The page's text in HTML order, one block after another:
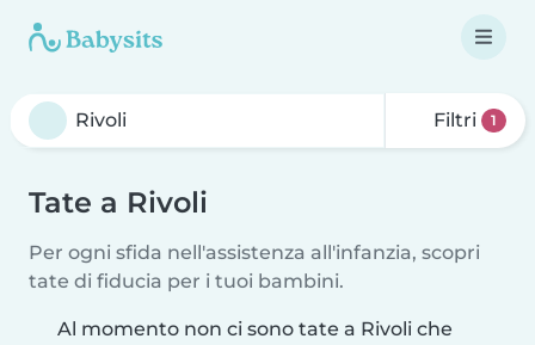
Filtri 1
Tate a Rivoli
Per ogni sfida nell'assistenza all'infanzia, scopri
tate di fiducia per i tuoi bambini.
Al momento non ci sono tate a Rivoli che